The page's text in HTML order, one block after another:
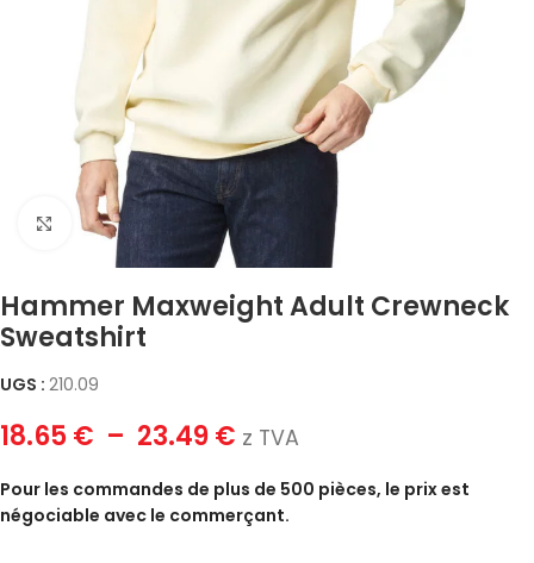
Click to enlarge
Hammer Maxweight Adult Crewneck
Sweatshirt
UGS : 210.09
18.65€ – 23.49€ z TVA
Pour les commandes de plus de 500 pièces, le prix est
négociable avec le commerçant.